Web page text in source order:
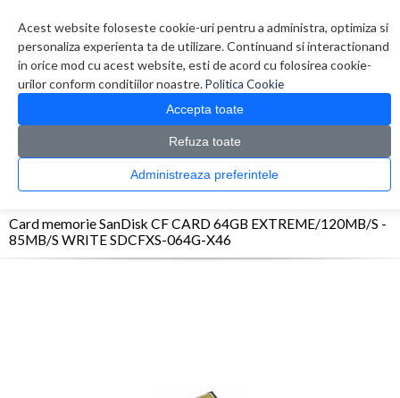
Acest website foloseste cookie-uri pentru a administra, optimiza si
personaliza experienta ta de utilizare. Continuand si interactionand
in orice mod cu acest website, esti de acord cu folosirea cookie-
urilor conform conditiilor noastre.Politica Cookie
Accepta toate
Refuza toate
Administreaza preferintele
0 produs(e)
CATALOG PRODUSE
> Carduri memorie > Card memorie SanDisk CF CARD
Card memorie SanDisk CF CARD 64GB EXTREME/120MB/S -
85MB/S WRITE SDCFXS-064G-X46